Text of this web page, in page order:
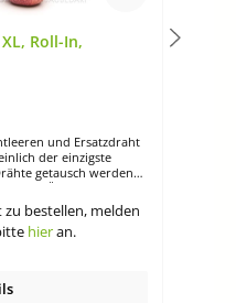
Roll-In,
und Ersatzdraht
der einzigste
getausch werden
von Äpfeln, Birnen,
Drähte
muss montiert
ohne Stiel
bestellen, melden
hieran.